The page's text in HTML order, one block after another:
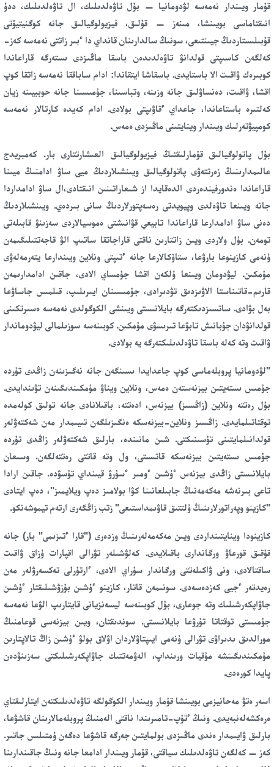
قۇمار ويىندار نەمەسە لۋدومانيا — بۇل تاۋەلدىلىك، ال تاۋەلدىلىك، ددۇ
انىقتاماسى بويىنشا، مىنەز — قۇلىق، فيزيولوگيالىق جانە كوگنيتيۆتى
قۇبىلىستاردىڭ جيىنتىعى، سونىڭ سالدارىنان قانداي دا ءبىر زاتتى نەمەسە كەز-
كەلگەن كاسىپتى قولدانۋ تاۋەلدىدەن باسقا ماڭىزدى ىستەرگە قاراعاندا
كوبىرەك ۋاقىت الا باستايدى. باسقاشا ايتقاندا: ادام ساباققا نەمەسە زاتقا كوپ
اقشا، ۋاقىت، دەنساۋلىق جانە وزىنە، وتباسىنا، جۇمىسىنا جانە حوببيىنە زيان
كەلتىرە باستاعاندا، جاعداي ءقاۋىپتى بولادى. ادام كەيدە كارتالار نەمەسە
كومپيۋتەرلىك ويىندار وينايتىنى ماڭىزدى ەمەس.
بۇل پاتولوگيالىق قۇمارلىقتىڭ فيزيولوگيالىق العىشارتتارى بار. كەمبريدج
عالىمدارىنىڭ زەرتتەۋى پاتولوگيالىق ويىنشىلاردىڭ ميى ساۋ ادامنىڭ ميىنا
قاراعاندا ەندورفيندەردى الدەقايدا از شىعاراتىنىن انىقتادى،ال ساۋ ادامداردا
جانە ويىنعا تاۋەلدى وپيويدتى رەسەپتورلاردىڭ سانى بىردەي. ويىنشىلاردىڭ
دەنى ساۋ ادامدارعا قاراعاندا تابيعي قۋانىشتى ەموسيالاردى سەزىنۋ قابىلەتى
تومەن. بۇل ولاردى ويىن زاتتارىن ناقتى قاراجاتقا ساتىپ الۋ قاجەتتىلىگىمەن
ۇنەمى كازينوعا بارۋعا، ستاۆكالارعا جانە ءتىپتى ونلاين ويىندارعا يتەرمەلەۋى
مۇمكىن. ليۋدومان ويىنعا ۇلكەن اقشا جۇمساي الادى، جاقىن ادامدارىمەن
قارىم-قاتىناستا الاۋىزدىق تۋدىرادى، جۇمىسىنان ايىرىلىپ، قىلمىس جاساۋعا
بەل بۋادى. ساتسىزدىكتەرگە بايلانىستى ويىنشى الكوگولدى نەمەسە ەسىرتكىنى
قولدانۋدان جۇبانىش تابۋعا تىرىسۋى مۇمكىن. كوبىنەسە سوزىلمالى ليۋدوماندار
ۋاقىت وتە كەلە باسقا تاۋەلدىلىكتەرگە يە بولادى.
"لۋدومانيا پروبلەماسى كوپ جاعدايدا ىسىنگەن جانە نەگىزىنەن زاڭدى تۇردە
جۇمىس ىستەيتىن بيزنەستەن ەمەس، ونلاين ويناۋ مۇمكىندىگىنەن تۋىندايدى.
بۇل رەتتە ونلاين (زاڭسىز) بيزنەس، ادەتتە، باقىلانادى جانە تولىق كولەمدە
توقتاتىلمايدى. زاڭسىز ونلاين-بيزنەسكە ەنگىزىلگەن تىيىمدار مەن شەكتەۋلەر
قولدانىلمايتىنى تۇسىنىكتى. شىن مانىندە، بارلىق شەكتەۋلەر زاڭدى تۇردە
جۇمىس ىستەيتىن بيزنەسكە قاتىستى، ول وتە قاتتى رەتتەلگەن. وسىعان
بايلانىستى زاڭدى بيزنەس ءۇشىن ءومىر ءسۇرۋ قيىنداي تۇسۋدە. جاقىن ارادا
تاعى بىرنەشە مەكەمەنىڭ جابىلعانىنا كۋا بولامىز دەپ ويلايمىز"، دەپ ايتادى
"كازينو وپەراتورلارىنىڭ ۇلتتىق قاۋىمداستىعى" زتب زاڭگەرى ارتەم تيموشەنكو.
كازينودا وينايتىنداردى ويىن مەكەمەلەرىنىڭ وزدەرى ("قارا ءتىزىمى" بار) جانە
قۇقىق قورعاۋ ورگاندارى باقىلايدى. كەلۋشىلەر تۋرالى اقپارات ۇزاق ۋاقىت
ساقتالادى، ونى ۋاكىلەتتى ورگاندار سۇراي الادى، ءارتۇرلى تەكسەرۋلەر مەن
رەيدتەر ءجيى كەزدەسەدى. سونىمەن قاتار، كازينو ءۇشىن بۇزۋشىلىقتار ءۇشىن
جاۋاپكەرشىلىك وتە جوعارى، بۇل كوبىنەسە ليسەنزيانى قايتارىپ الۋعا نەمەسە
جۇمىستى توقتاتا تۇرۋعا بايلانىستى. سوندىقتان، ويىن بيزنەسى قوعامنىڭ
مورالدىق ىدىراۋى تۋرالى ۇنەمى ايىپتاۋلاردان اۋلاق بولۋ ءۇشىن زاڭ تالاپتارىن
مۇمكىندىگىنشە مۇقيات ورىنداپ، الەۋمەتتىك جاۋاپكەرشىلىكتى سەزىنۋدەن
پايدا كورەدى.
اسەر ەتۋ مەحانيزمى بويىنشا قۇمار ويىندار الكوگولگە تاۋەلدىلىكتەن ايتارلىقتاي
ەرەكشەلەنبەيدى. ونىڭ ءتۇپ-تامىرىندا ناقتى الەمنىڭ پروبلەمالارىنان قاشۋعا،
بارلىق ۋايىمدار ەندى ماڭىزدى بولمايتىن جەرگە قاشۋعا دەگەن ۇمتىلىس جاتىر.
كەز — كەلگەن تاۋەلدىلىك سياقتى، قۇمار ويىندار ادامعا جانە ونىڭ جاقىندارىنا